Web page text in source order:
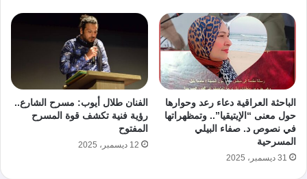
الباحثة العراقية دعاء رعد وحوارها
حول معنى “الإيتيقيا”.. وتمظهراتها
في نصوص د. صفاء البيلي
المسرحية
31 ديسمبر، 2025
الفنان طلال أيوب: مسرح الشارع..
رؤية فنية تكشف قوة المسرح
المفتوح
12 ديسمبر، 2025